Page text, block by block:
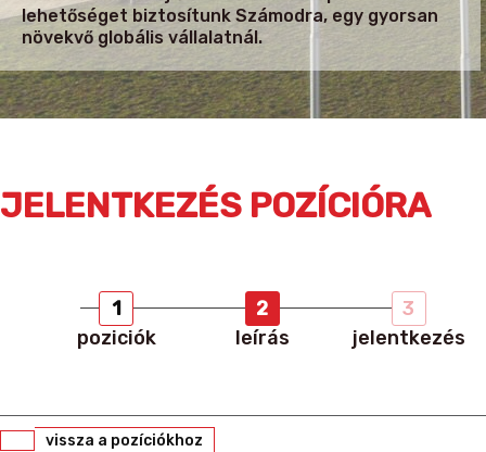
lehetőséget biztosítunk Számodra, egy gyorsan
növekvő globális vállalatnál.
JELENTKEZÉS POZÍCIÓRA
1
poziciók
2
leírás
3
jelentkezés
vissza a pozíciókhoz